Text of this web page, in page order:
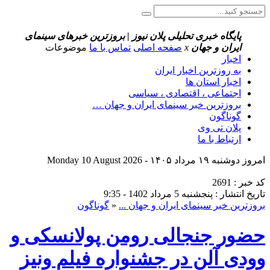
پایگاه خبری تحلیلی پلان نیوز | بروزترین خبرهای سینمای
ایران و جهان x صفحه اصلی تماس با ما موضوعات
اخبار
به روزترین اخبار ایران
اخبار استان ها
اجتماعی ، اقتصادی ، سیاسی
بروزترین خبر سینمای ایران و جهان …
گوناگون
پلان تی وی
ارتباط با ما
امروز دوشنبه ۱۹ مرداد ۱۴۰۵ - Monday 10 August 2026
کد خبر : 2691
تاریخ انتشار : پنجشنبه 5 مرداد 1402 - 9:35
بروزترین خبر سینمای ایران و جهان ... « گوناگون
حضور جنجالی رومن پولانسکی و
وودی آلن در جشنواره فیلم ونیز